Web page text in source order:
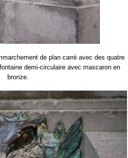
de plan carré avec des quatre
demi-circulaire avec mascaron en
bronze.